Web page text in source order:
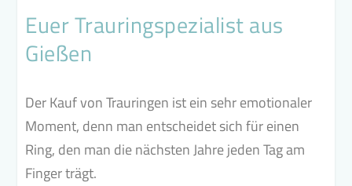
Euer Trauringspezialist aus
Gießen
Der Kauf von Trauringen ist ein sehr emotionaler
Moment, denn man entscheidet sich für einen
Ring, den man die nächsten Jahre jeden Tag am
Finger trägt.